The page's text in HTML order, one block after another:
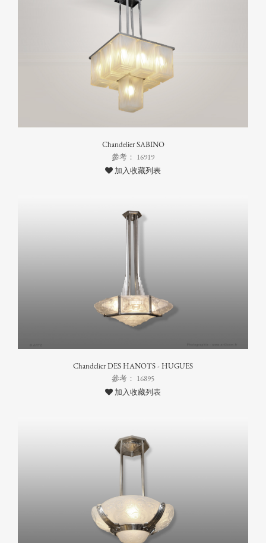
Chandelier SABINO
參考： 16919
加入收藏列表
Chandelier DES HANOTS - HUGUES
參考： 16895
加入收藏列表